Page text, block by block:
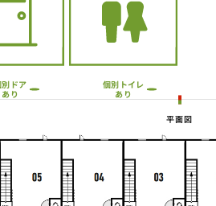
ドア
あり
個別トイレ
あり
平面図